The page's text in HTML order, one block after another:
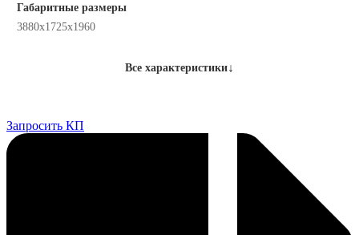
Габаритные размеры
3880х1725х1960
Все характеристики↓
Запросить КП